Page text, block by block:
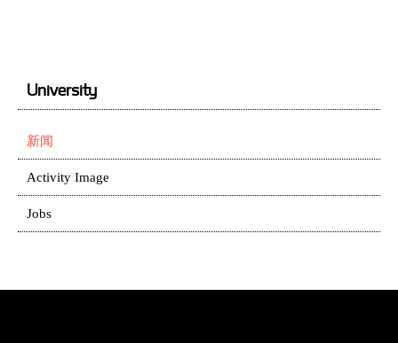
University
新闻
Activity Image
Jobs